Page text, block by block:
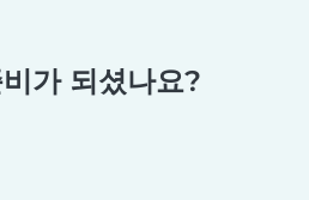
가 되셨나요?